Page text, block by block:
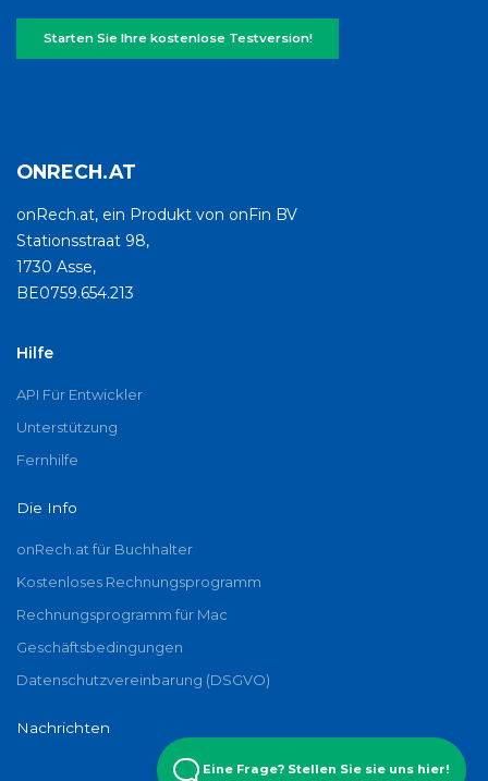
Starten Sie Ihre kostenlose Testversion!
ONRECH.AT
onRech.at, ein Produkt von onFin BV
Stationsstraat 98,
1730 Asse,
BE0759.654.213
Hilfe
API Für Entwickler
Unterstützung
Fernhilfe
Die Info
onRech.at für Buchhalter
Kostenloses Rechnungsprogramm
Rechnungsprogramm für Mac
Geschäftsbedingungen
Datenschutzvereinbarung (DSGVO)
Nachrichten
Eine Frage? Stellen Sie sie uns hier!